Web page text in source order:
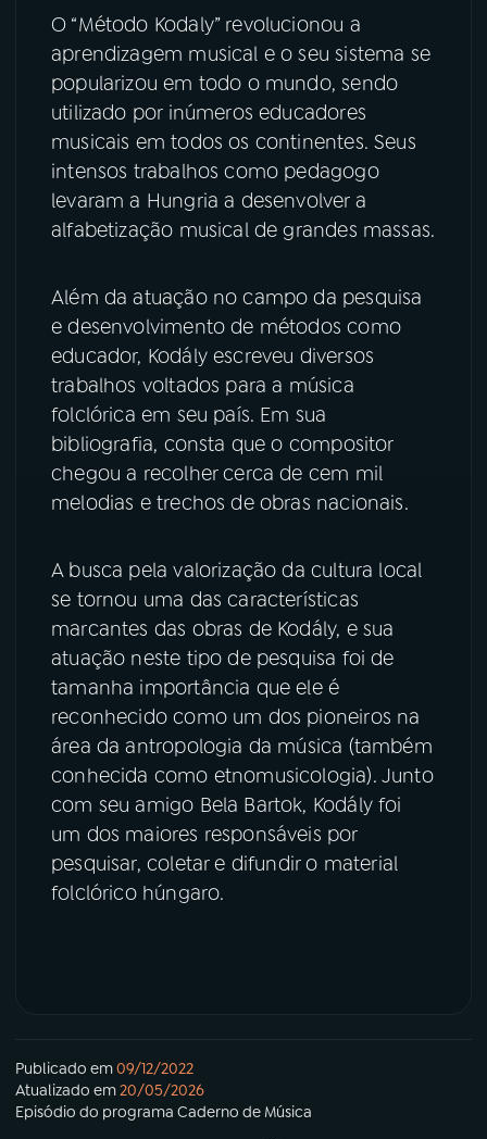
O “Método Kodaly” revolucionou a
aprendizagem musical e o seu sistema se
popularizou em todo o mundo, sendo
utilizado por inúmeros educadores
musicais em todos os continentes. Seus
intensos trabalhos como pedagogo
levaram a Hungria a desenvolver a
alfabetização musical de grandes massas.
Além da atuação no campo da pesquisa
e desenvolvimento de métodos como
educador, Kodály escreveu diversos
trabalhos voltados para a música
folclórica em seu país. Em sua
bibliografia, consta que o compositor
chegou a recolher cerca de cem mil
melodias e trechos de obras nacionais.
A busca pela valorização da cultura local
se tornou uma das características
marcantes das obras de Kodály, e sua
atuação neste tipo de pesquisa foi de
tamanha importância que ele é
reconhecido como um dos pioneiros na
área da antropologia da música (também
conhecida como etnomusicologia). Junto
com seu amigo Bela Bartok, Kodály foi
um dos maiores responsáveis por
pesquisar, coletar e difundir o material
folclórico húngaro.
Publicado em09/12/2022
Atualizado em20/05/2026
Episódio do programa Caderno de Música